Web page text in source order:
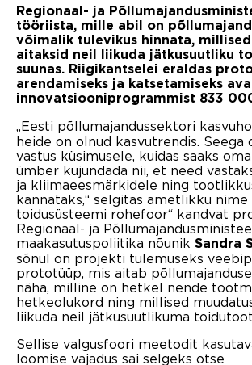
Regionaal- ja
tööriista, mille abil on
võimalik tulevikus hinnata, millised
aitaksid neil liikuda jätkusuutliku
suunas. Riigikantselei eraldas
arendamiseks ja katsetamiseks
innovatsiooniprogrammist 833
„Eesti põllumajandussektori
heide on olnud kasvutrendis. Seega
vastus küsimusele, kuidas saaks
ümber kujundada nii, et need
ja kliimaeesmärkidele ning
kannataks,“ selgitas ametlikku nime
toidusüsteemi rohefoor“ kandvat
Regionaal- ja
maakasutuspoliitika nõunik Sandra
sõnul on projekti tulemuseks
prototüüp, mis aitab
näha, milline on hetkel nende
hetkeolukord ning millised
liikuda neil jätkusuutlikuma
Sellise valgusfoori meetodit
loomise vajadus sai selgeks otse